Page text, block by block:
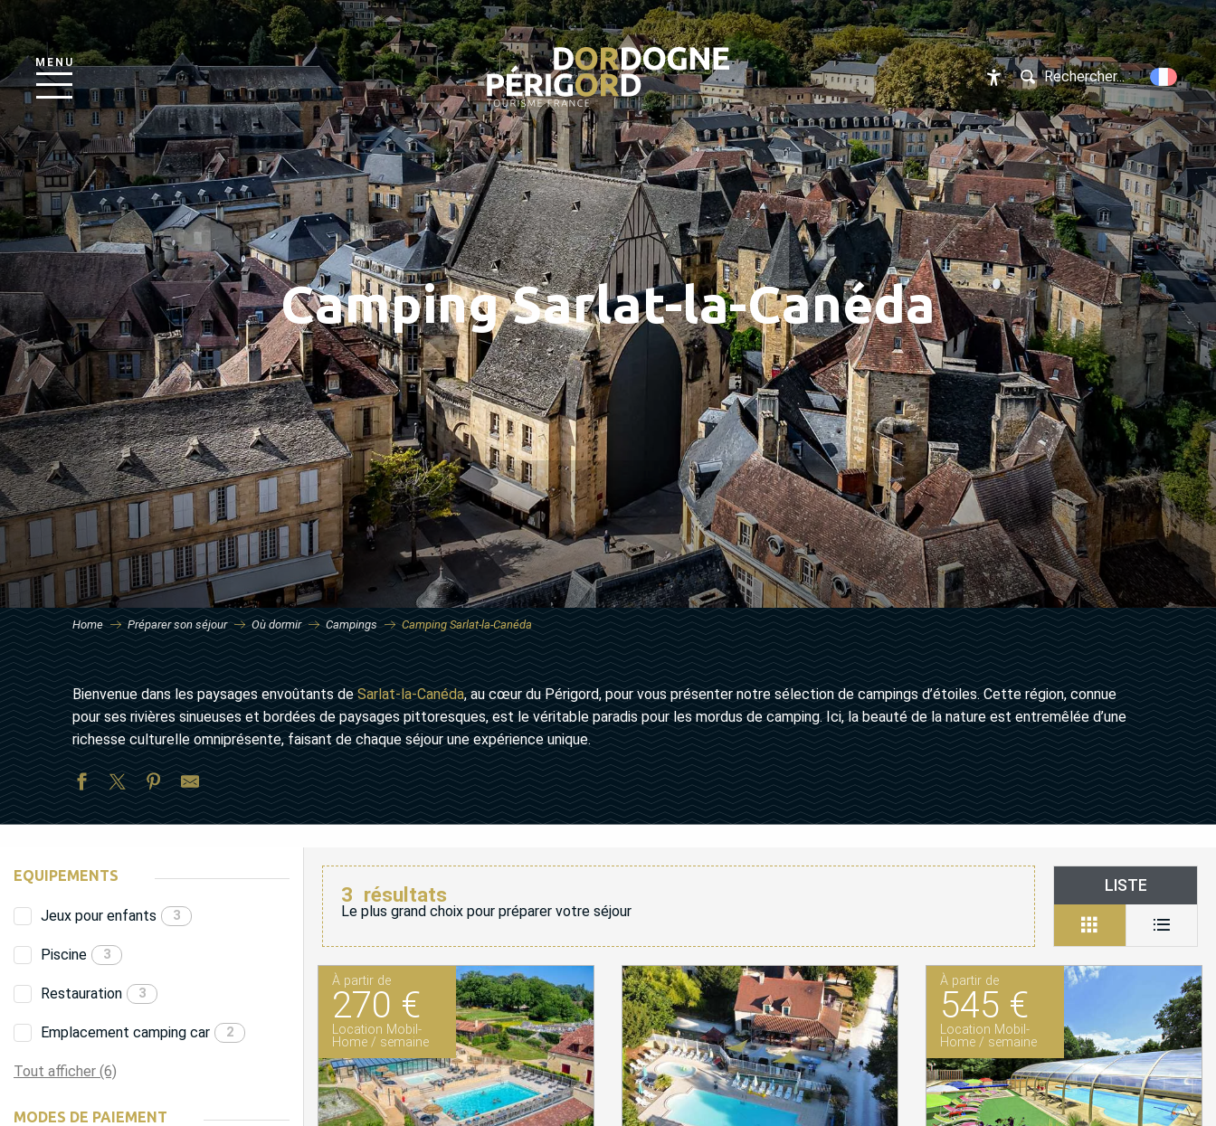
MENU
Accessibilité
Rechercher...
Camping Sarlat-la-Canéda
Home Préparer son séjour Où dormir Campings Camping Sarlat-la-Canéda
Bienvenue dans les paysages envoûtants deSarlat-la-Canéda, au cœur du Périgord, pour vous présenter notre sélection de campings d’étoiles. Cette région, connue
pour ses rivières sinueuses et bordées de paysages pittoresques, est le véritable paradis pour les mordus de camping. Ici, la beauté de la nature est entremêlée d’une
richesse culturelle omniprésente, faisant de chaque séjour une expérience unique.
EQUIPEMENTS
Jeux pour enfants 3
Piscine 3
Restauration 3
Emplacement camping car 2
Tout afficher (6)
MODES DE PAIEMENT
3 résultats
Le plus grand choix pour préparer votre séjour
LISTE
À partir de
270 €
Location Mobil-
Home / semaine
À partir de
545 €
Location Mobil-
Home / semaine